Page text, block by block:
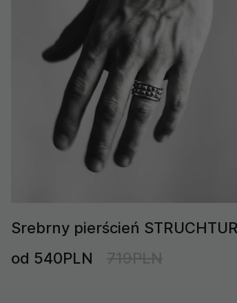
Srebrny pierścień STRUCHTUR
od 540PLN
719PLN